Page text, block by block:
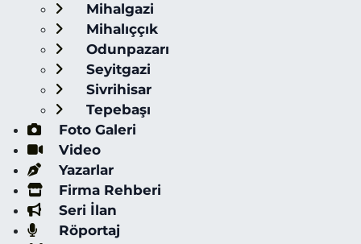
Mihalgazi
Mihalıççık
Odunpazarı
Seyitgazi
Sivrihisar
Tepebaşı
Foto Galeri
Video
Yazarlar
Firma Rehberi
Seri İlan
Röportaj